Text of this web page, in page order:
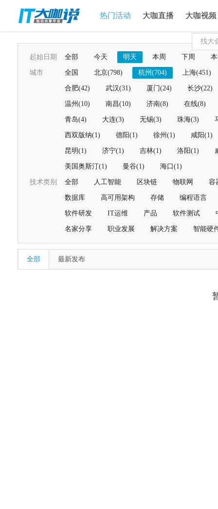
热门活动 大咖直播 大咖视频
起始日期 全部 今天 明天 本周 下周
城市 全国 北京(798) 杭州(704) 上海(451)
合肥(42) 武汉(31) 厦门(24) 长沙(22)
温州(10) 南昌(10) 济南(8) 在线(8)
青岛(4) 大连(3) 无锡(3) 珠海(3)
西双版纳(1) 德阳(1) 徐州(1) 咸阳(1)
昆明(1) 济宁(1) 吉林(1) 洛阳(1)
美国奥斯汀(1) 曼谷(1) 海口(1)
技术类别 全部 人工智能 区块链 物联网 容
数据库 高可用架构 存储 编程语言
软件研发 IT运维 产品 软件测试
名家分享 职业发展 解决方案 智能硬
全部 最新发布